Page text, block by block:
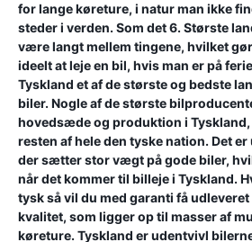
for lange køreture, i natur man ikke
steder i verden. Som det 6. Største
være langt mellem tingene, hvilket
ideelt at leje en bil, hvis man er på
Tyskland et af de største og bedste
biler. Nogle af de største
hovedsæde og produktion i
resten af hele den tyske nation. Det
der sætter stor vægt på gode biler,
når det kommer til billeje i Tyskland.
tysk så vil du med garanti få
kvalitet, som ligger op til masser af
køreture. Tyskland er udentvivl